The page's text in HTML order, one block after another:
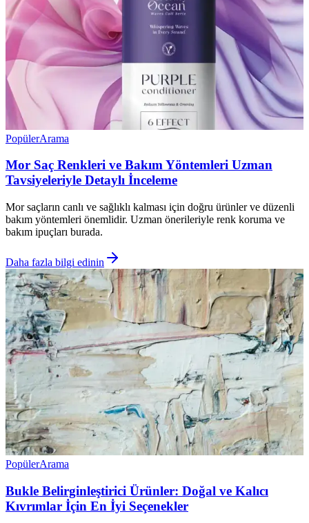
PopülerArama
Mor Saç Renkleri ve Bakım Yöntemleri Uzman
Tavsiyeleriyle Detaylı İnceleme
Mor saçların canlı ve sağlıklı kalması için doğru ürünler ve düzenli
bakım yöntemleri önemlidir. Uzman önerileriyle renk koruma ve
bakım ipuçları burada.
Daha fazla bilgi edinin
PopülerArama
Bukle Belirginleştirici Ürünler: Doğal ve Kalıcı
Kıvrımlar İçin En İyi Seçenekler